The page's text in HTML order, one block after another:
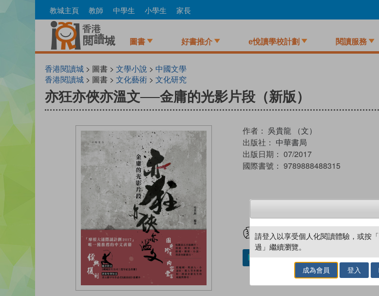
to
教城主頁 教師 中學生 小學生 家長
圖書 好書推介 e悅讀學校計劃 閱讀服務
香港閱讀城 > 圖書 > 文學小說 > 中國文學
香港閱讀城 > 圖書 > 文化藝術 > 文化研究
亦狂亦俠亦溫文──金庸的光影片段（新版）
作者： 吳貴龍 （文）
出版社： 中華書局
出版日期： 07/2017
國際書號： 9789888488315
試閲 加入閱讀紀
加入／閱讀電子書
請登入以享受個人化閱讀體驗，或按
過」繼續瀏覽。
成為會員 登入